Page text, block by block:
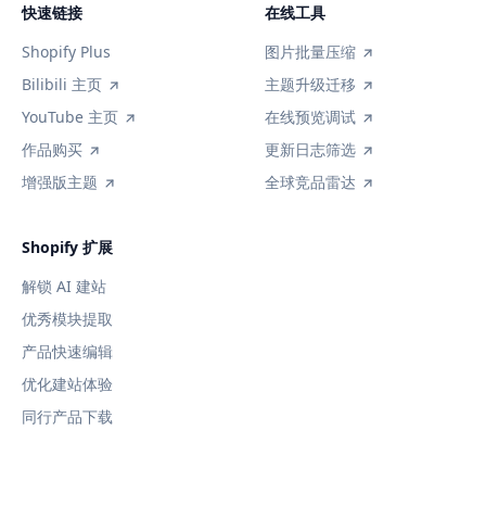
快速链接
Shopify Plus
Bilibili 主页
YouTube 主页
作品购买
增强版主题
在线工具
图片批量压缩
主题升级迁移
在线预览调试
更新日志筛选
全球竞品雷达
Shopify 扩展
解锁 AI 建站
优秀模块提取
产品快速编辑
优化建站体验
同行产品下载